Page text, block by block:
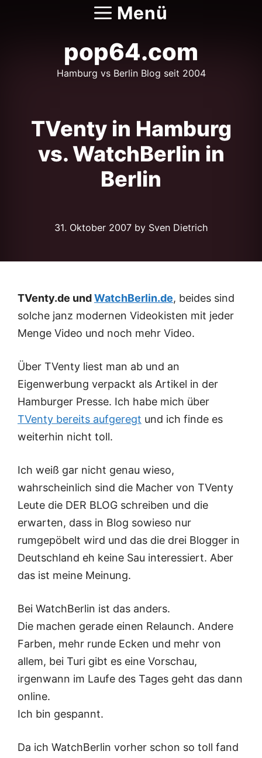
Menü
pop64.com
Hamburg vs Berlin Blog seit 2004
TVenty in Hamburg
vs. WatchBerlin in
Berlin
31. Oktober 2007by Sven Dietrich
TVenty.de undWatchBerlin.de, beides sind
solche janz modernen Videokisten mit jeder
Menge Video und noch mehr Video.
Über TVenty liest man ab und an
Eigenwerbung verpackt als Artikel in der
Hamburger Presse. Ich habe mich über
TVenty bereits aufgeregt und ich finde es
weiterhin nicht toll.
Ich weiß gar nicht genau wieso,
wahrscheinlich sind die Macher von TVenty
Leute die DER BLOG schreiben und die
erwarten, dass in Blog sowieso nur
rumgepöbelt wird und das die drei Blogger in
Deutschland eh keine Sau interessiert. Aber
das ist meine Meinung.
Bei WatchBerlin ist das anders.
Die machen gerade einen Relaunch. Andere
Farben, mehr runde Ecken und mehr von
allem, bei Turi gibt es eine Vorschau,
irgenwann im Laufe des Tages geht das dann
online.
Ich bin gespannt.
Da ich WatchBerlin vorher schon so toll fand